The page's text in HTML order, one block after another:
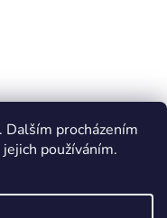
Dalším procházením
používáním.